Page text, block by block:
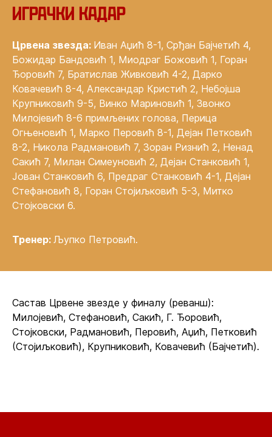
Играчки кадар
Црвена звезда: Иван Аџић 8-1, Срђан Бајчетић 4,
Божидар Бандовић 1, Миодраг Божовић 1, Горан
Ђоровић 7, Братислав Живковић 4-2, Дарко
Ковачевић 8-4, Александар Кристић 2, Небојша
Крупниковић 9-5, Винко Мариновић 1, Звонко
Милојевић 8-6 примљених голова, Перица
Огњеновић 1, Марко Перовић 8-1, Дејан Петковић
8-2, Никола Радмановић 7, Зоран Ризнић 2, Ненад
Сакић 7, Милан Симеуновић 2, Дејан Станковић 1,
Јован Станковић 6, Предраг Станковић 4-1, Дејан
Стефановић 8, Горан Стојиљковић 5-3, Митко
Стојковски 6.
Тренер: Љупко Петровић.
Састав Црвене звезде у финалу (реванш):
Милојевић, Стефановић, Сакић, Г. Ђоровић,
Стојковски, Радмановић, Перовић, Аџић, Петковић
(Стојиљковић), Крупниковић, Ковачевић (Бајчетић).